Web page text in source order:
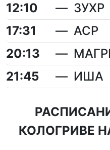
12:10
ЗУХР
17:31
АСР
20:13
21:45 ИША
КОЛОГРИВЕ